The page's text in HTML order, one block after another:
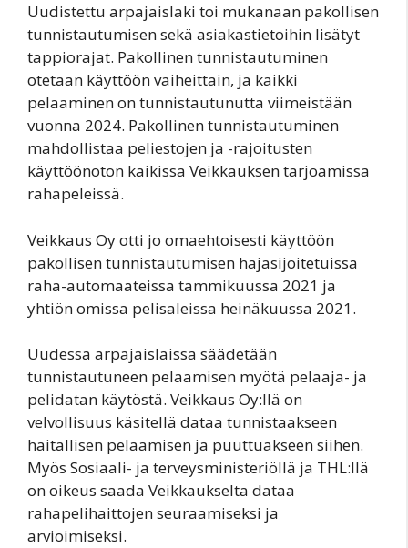
Uudistettu arpajaislaki toi mukanaan pakollisen
tunnistautumisen sekä asiakastietoihin lisätyt
tappiorajat. Pakollinen tunnistautuminen
otetaan käyttöön vaiheittain, ja kaikki
pelaaminen on tunnistautunutta viimeistään
vuonna 2024. Pakollinen tunnistautuminen
mahdollistaa peliestojen ja -rajoitusten
käyttöönoton kaikissa Veikkauksen tarjoamissa
rahapeleissä.
Veikkaus Oy otti jo omaehtoisesti käyttöön
pakollisen tunnistautumisen hajasijoitetuissa
raha-automaateissa tammikuussa 2021 ja
yhtiön omissa pelisaleissa heinäkuussa 2021.
Uudessa arpajaislaissa säädetään
tunnistautuneen pelaamisen myötä pelaaja- ja
pelidatan käytöstä. Veikkaus Oy:llä on
velvollisuus käsitellä dataa tunnistaakseen
haitallisen pelaamisen ja puuttuakseen siihen.
Myös Sosiaali- ja terveysministeriöllä ja THL:llä
on oikeus saada Veikkaukselta dataa
rahapelihaittojen seuraamiseksi ja
arvioimiseksi.